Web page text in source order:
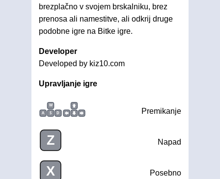
brezplačno v svojem brskalniku, brez
prenosa ali namestitve, ali odkrij druge
podobne igre na Bitke igre.
Developer
Developed by kiz10.com
Upravljanje igre
W
A
S D Premikanje
Z Napad
X Posebno